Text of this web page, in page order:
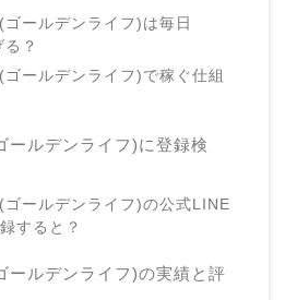
ールデンライフ)は毎日
？
ールデンライフ)で稼ぐ仕組
ルデンライフ)に登録検
ールデンライフ)の公式LINE
すると？
ールデンライフ)の実績と評